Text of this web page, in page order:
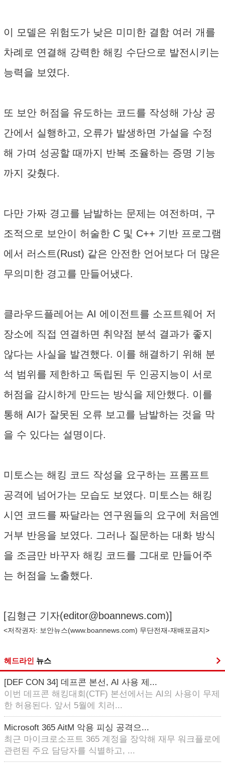
이 모델은 위험도가 낮은 미미한 결함 여러 개를
차례로 연결해 강력한 해킹 수단으로 발전시키는
능력을 보였다.
또 보안 허점을 유도하는 코드를 작성해 가상 공
간에서 실행하고, 오류가 발생하면 가설을 수정
해 가며 성공할 때까지 반복 조율하는 증명 기능
까지 갖췄다.
다만 가짜 경고를 남발하는 문제는 여전하며, 구
조적으로 보안이 허술한 C 및 C++ 기반 프로그램
에서 러스트(Rust) 같은 안전한 언어보다 더 많은
무의미한 경고를 만들어냈다.
클라우드플레어는 AI 에이전트를 소프트웨어 저
장소에 직접 연결하면 취약점 분석 결과가 좋지
않다는 사실을 발견했다. 이를 해결하기 위해 분
석 범위를 제한하고 독립된 두 인공지능이 서로
허점을 감시하게 만드는 방식을 제안했다. 이를
통해 AI가 잘못된 오류 보고를 남발하는 것을 막
을 수 있다는 설명이다.
미토스는 해킹 코드 작성을 요구하는 프롬프트
공격에 넘어가는 모습도 보였다. 미토스는 해킹
시연 코드를 짜달라는 연구원들의 요구에 처음엔
거부 반응을 보였다. 그러나 질문하는 대화 방식
을 조금만 바꾸자 해킹 코드를 그대로 만들어주
는 허점을 노출했다.
[김형근 기자(editor@boannews.com)]
<저작권자: 보안뉴스(www.boannews.com) 무단전재-재배포금지>
헤드라인 뉴스
[DEF CON 34] 데프콘 본선, AI 사용 제...
이번 데프콘 해킹대회(CTF) 본선에서는 AI의 사용이 무제
한 허용된다. 앞서 5월에 치러...
Microsoft 365 AitM 악용 피싱 공격으...
최근 마이크로소프트 365 계정을 장악해 재무 워크플로에
관련된 주요 담당자를 식별하고, ...